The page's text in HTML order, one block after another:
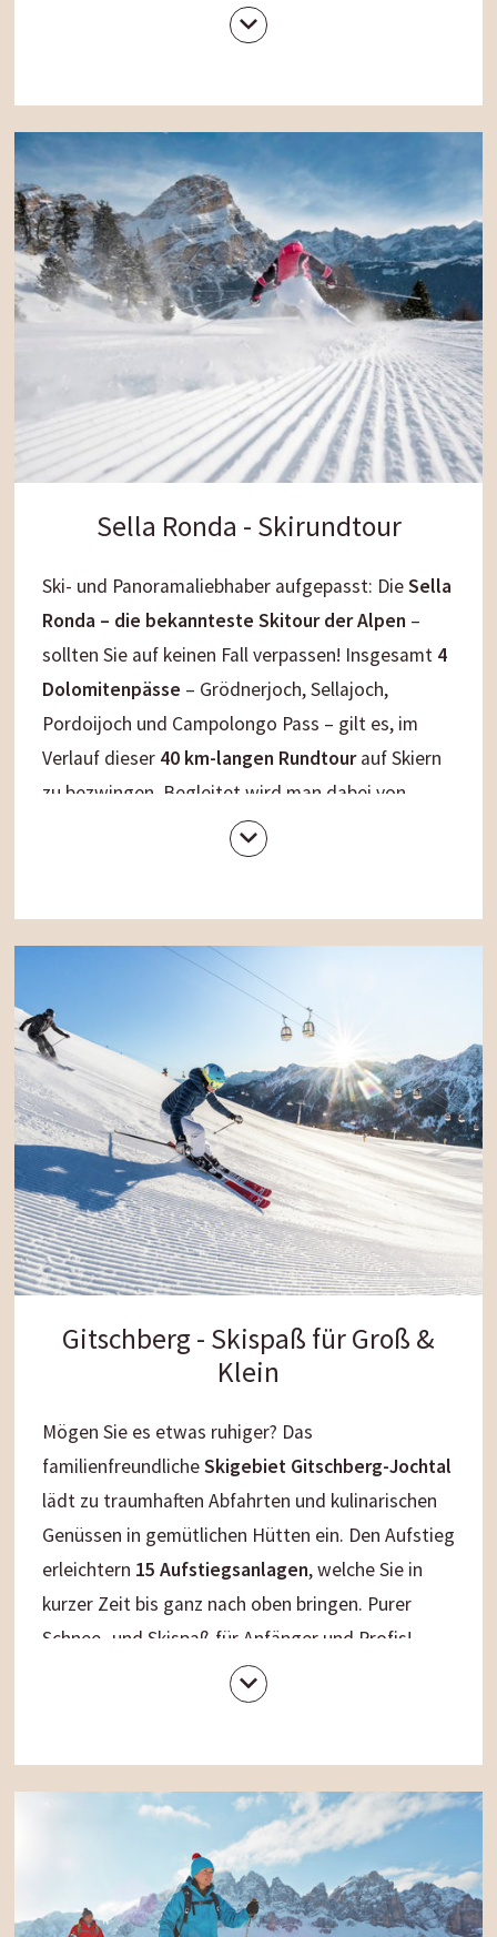
bekannte Rotwandpiste, für fortgeschrittene
Skifahrer. Außerdem können Sie auf der
Ecken der Dolomiten – UNESCO Welterbe
entdecken. Auch Nachteulen bietet das Skigebiet
Drei Zinnen jede Menge Unterhaltung: Jeden
Dienstag und Freitag von 19:00 bis 22:00 Uhr
erstrahlt der Haunold im Flutlicht und begeistert
Nachtskifahrer.
Sella Ronda - Skirundtour
Ski- und Panoramaliebhaber aufgepasst: DieSella
Ronda – die bekannteste Skitour der Alpen –
sollten Sie auf keinen Fall verpassen! Insgesamt 4
Dolomitenpässe – Grödnerjoch, Sellajoch,
Pordoijoch und Campolongo Pass – gilt es, im
Verlauf dieser 40 km-langen Rundtourauf Skiern
zu bezwingen. Begleitet wird man dabei von
märchenhaften Ausblicken auf die traumhafte
Bergkulisse der Dolomiten. Als besonderes
herrlichen Gipfelblick schenkt. Ein einzigartiges
Skiabenteuer für passionierte, naturverliebte
Skifahrer!
Gitschberg - Skispaß für Groß &
Klein
Mögen Sie es etwas ruhiger? Das
familienfreundlicheSkigebiet Gitschberg-Jochtal
lädt zu traumhaften Abfahrten und kulinarischen
Genüssen in gemütlichen Hütten ein. Den Aufstieg
erleichtern 15 Aufstiegsanlagen, welche Sie in
kurzer Zeit bis ganz nach oben bringen. Purer
Schnee- und Skispaß für Anfänger und Profis!